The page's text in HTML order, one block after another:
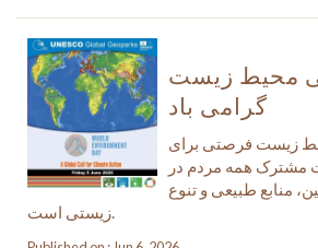
محیط زیست
گرامی باد
زیست فرصتی برای
مشترک همه مردم در
منابع طبیعی و تنوع
زیستی است.